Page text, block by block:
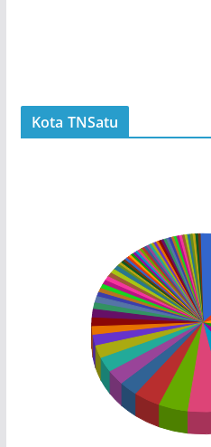
Kota TNSatu